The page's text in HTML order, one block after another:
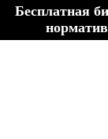
Бесплатная